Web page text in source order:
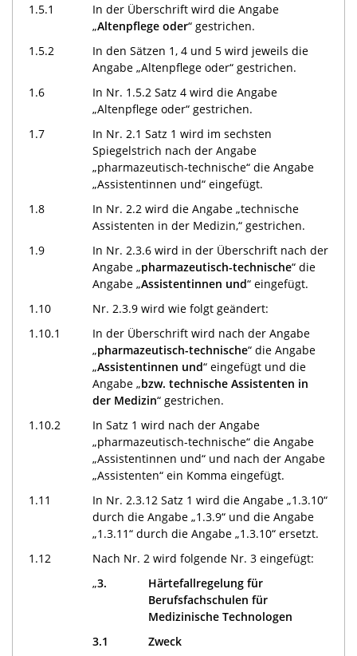
1.5.1
In der Überschrift wird die Angabe
„Altenpflege oder“ gestrichen.
1.5.2
In den Sätzen 1, 4 und 5 wird jeweils die
Angabe „Altenpflege oder“ gestrichen.
1.6
In Nr. 1.5.2 Satz 4 wird die Angabe
„Altenpflege oder“ gestrichen.
1.7
In Nr. 2.1 Satz 1 wird im sechsten
Spiegelstrich nach der Angabe
„pharmazeutisch-technische“ die Angabe
„Assistentinnen und“ eingefügt.
1.8
In Nr. 2.2 wird die Angabe „technische
Assistenten in der Medizin,“ gestrichen.
1.9
In Nr. 2.3.6 wird in der Überschrift nach der
Angabe „pharmazeutisch-technische“ die
Angabe „Assistentinnen und“ eingefügt.
1.10
Nr. 2.3.9 wird wie folgt geändert:
1.10.1
In der Überschrift wird nach der Angabe
„pharmazeutisch-technische“ die Angabe
„Assistentinnen und“ eingefügt und die
Angabe „bzw. technische Assistenten in
der Medizin“ gestrichen.
1.10.2
In Satz 1 wird nach der Angabe
„pharmazeutisch-technische“ die Angabe
„Assistentinnen und“ und nach der Angabe
„Assistenten“ ein Komma eingefügt.
1.11
In Nr. 2.3.12 Satz 1 wird die Angabe „1.3.10“
durch die Angabe „1.3.9“ und die Angabe
„1.3.11“ durch die Angabe „1.3.10“ ersetzt.
1.12
Nach Nr. 2 wird folgende Nr. 3 eingefügt:
„3.
Härtefallregelung für
Berufsfachschulen für
Medizinische Technologen
3.1
Zweck